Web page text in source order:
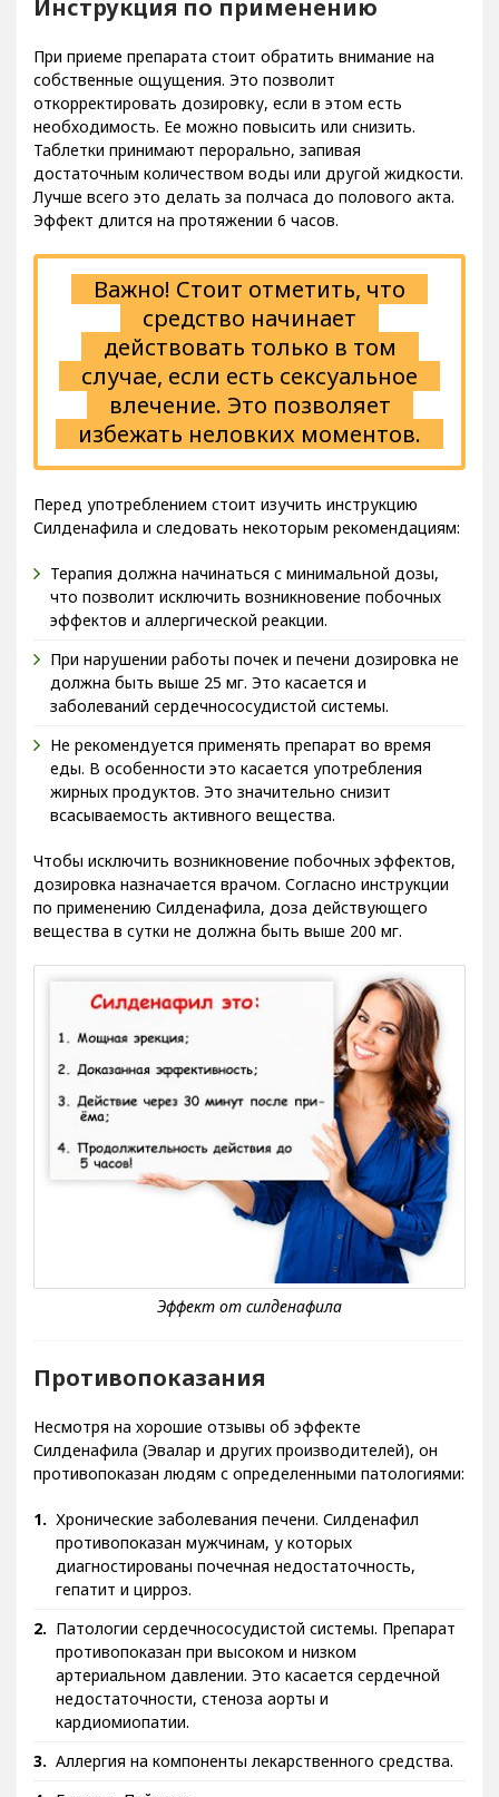
Инструкция по применению
При приеме препарата стоит обратить внимание на
собственные ощущения. Это позволит
откорректировать дозировку, если в этом есть
необходимость. Ее можно повысить или снизить.
Таблетки принимают перорально, запивая
достаточным количеством воды или другой жидкости.
Лучше всего это делать за полчаса до полового акта.
Эффект длится на протяжении 6 часов.
Важно! Стоит отметить, что
средство начинает
действовать только в том
случае, если есть сексуальное
влечение. Это позволяет
избежать неловких моментов.
Перед употреблением стоит изучить инструкцию
Силденафила и следовать некоторым рекомендациям:
Терапия должна начинаться с минимальной дозы,
что позволит исключить возникновение побочных
эффектов и аллергической реакции.
При нарушении работы почек и печени дозировка не
должна быть выше 25 мг. Это касается и
заболеваний сердечнососудистой системы.
Не рекомендуется применять препарат во время
еды. В особенности это касается употребления
жирных продуктов. Это значительно снизит
всасываемость активного вещества.
Чтобы исключить возникновение побочных эффектов,
дозировка назначается врачом. Согласно инструкции
по применению Силденафила, доза действующего
вещества в сутки не должна быть выше 200 мг.
Противопоказания
Несмотря на хорошие отзывы об эффекте
Силденафила (Эвалар и других производителей), он
противопоказан людям с определенными патологиями:
Хронические заболевания печени. Силденафил
противопоказан мужчинам, у которых
диагностированы почечная недостаточность,
гепатит и цирроз.
Патологии сердечнососудистой системы. Препарат
противопоказан при высоком и низком
артериальном давлении. Это касается сердечной
недостаточности, стеноза аорты и
кардиомиопатии.
Аллергия на компоненты лекарственного средства.